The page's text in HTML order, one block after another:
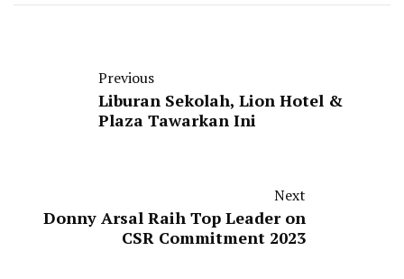
Previous
Liburan Sekolah, Lion Hotel &
Plaza Tawarkan Ini
Next
Donny Arsal Raih Top Leader on
CSR Commitment 2023